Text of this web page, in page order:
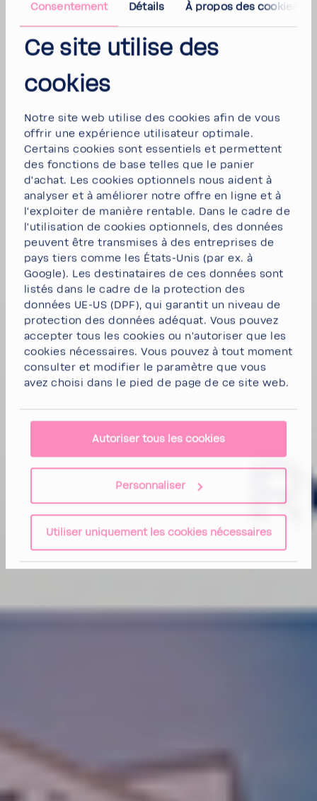
Consen­te­ment Détails À propos des cookies
Ce site utilise des
cookies
Notre site web utilise des cookies afin de vous
offrir une expé­rience utili­sa­teur opti­male.
Certains cookies sont essen­tiels et permettent
des fonc­tions de base telles que le panier
d'achat. Les cookies option­nels nous aident à
analyser et à améliorer notre offre en ligne et à
l'ex­ploiter de manière rentable. Dans le cadre de
l'uti­li­sa­tion de cookies option­nels, des données
peuvent être trans­mises à des entre­prises de
pays tiers comme les États-​Unis (par ex. à
Google). Les desti­na­taires de ces données sont
listés dans le cadre de la protec­tion des
données UE-US (DPF), qui garantit un niveau de
protec­tion des données adéquat. Vous pouvez
accepter tous les cookies ou n'au­to­riser que les
cookies néces­saires. Vous pouvez à tout moment
consulter et modi­fier le para­mètre que vous
avez choisi dans le pied de page de ce site web.
Autoriser tous les cookies
Personnaliser
Utiliser uniquement les cookies nécessaires